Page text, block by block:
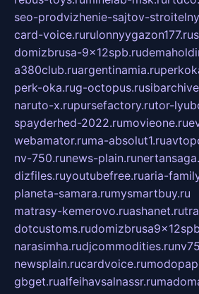
seo-prodvizhenie-sajtov-
card-voice.rurulonnyygazon177.ru
domizbrusa-9x12spb.ru
a380club.ruargentinamia.ru
perk-oka.rug-octopus.ru
naruto-x.rupursefactory.rutor-
spayderhed-2022.rumovieone.ru
webamator.ruma-absolut1.ru
nv-750.runews-plain.ru
dizfiles.ruyoutubefree.ruaria-
planeta-samara.rumysmartbuy.ru
matrasy-kemerovo.ruashanet.ru
dotcustoms.ru
narasimha.rudjcommodities.ru
newsplain.rucardvoice.ru
gbget.rualfeihavsalnassr.ru